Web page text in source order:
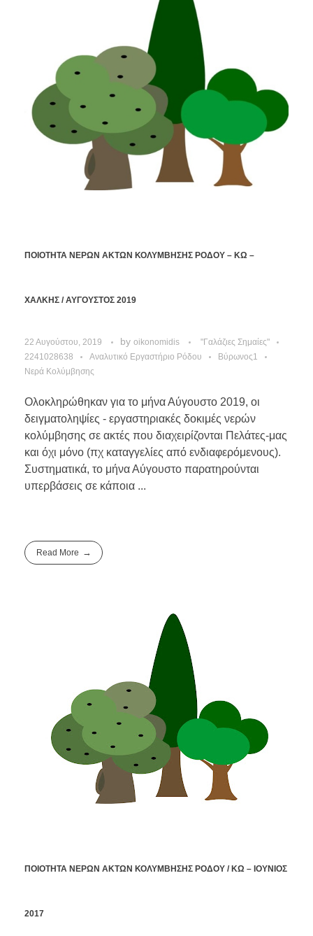
ΠΟΙΟΤΗΤΑ ΝΕΡΩΝ ΑΚΤΩΝ ΚΟΛΥΜΒΗΣΗΣ ΡΟΔΟΥ – ΚΩ –
ΧΑΛΚΗΣ / ΑΥΓΟΥΣΤΟΣ 2019
22 Αυγούστου, 2019 by oikonomidis
"Γαλάζιες Σημαίες"
2241028638
Αναλυτικό Εργαστήριο Ρόδου
Βύρωνος1
Νερά Κολύμβησης
Ολοκληρώθηκαν για το μήνα Αύγουστο 2019, οι
δειγματοληψίες - εργαστηριακές δοκιμές νερών
κολύμβησης σε ακτές που διαχειρίζονται Πελάτες-μας
και όχι μόνο (πχ καταγγελίες από ενδιαφερόμενους).
Συστηματικά, το μήνα Αύγουστο παρατηρούνται
υπερβάσεις σε κάποια ...
Read More
ΠΟΙΟΤΗΤΑ ΝΕΡΩΝ ΑΚΤΩΝ ΚΟΛΥΜΒΗΣΗΣ ΡΟΔΟΥ / ΚΩ – ΙΟΥΝΙΟΣ
2017